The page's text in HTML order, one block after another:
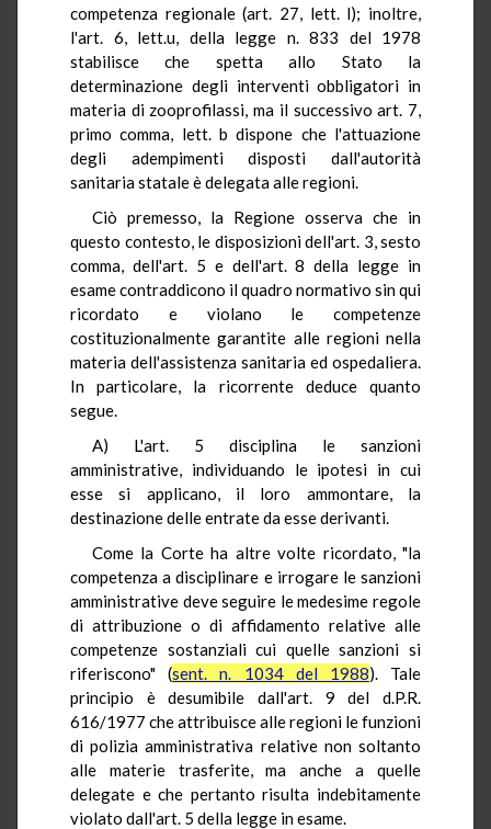
competenza regionale (art. 27, lett. l); inoltre,
l'art. 6, lett.u, della legge n. 833 del 1978
stabilisce che spetta allo Stato la
determinazione degli interventi obbligatori in
materia di zooprofilassi, ma il successivo art. 7,
primo comma, lett. b dispone che l'attuazione
degli adempimenti disposti dall'autorità
sanitaria statale è delegata alle regioni.
Ciò premesso, la Regione osserva che in
questo contesto, le disposizioni dell'art. 3, sesto
comma, dell'art. 5 e dell'art. 8 della legge in
esame contraddicono il quadro normativo sin qui
ricordato e violano le competenze
costituzionalmente garantite alle regioni nella
materia dell'assistenza sanitaria ed ospedaliera.
In particolare, la ricorrente deduce quanto
segue.
A) L'art. 5 disciplina le sanzioni
amministrative, individuando le ipotesi in cui
esse si applicano, il loro ammontare, la
destinazione delle entrate da esse derivanti.
Come la Corte ha altre volte ricordato, "la
competenza a disciplinare e irrogare le sanzioni
amministrative deve seguire le medesime regole
di attribuzione o di affidamento relative alle
competenze sostanziali cui quelle sanzioni si
riferiscono" (sent. n. 1034 del 1988). Tale
principio è desumibile dall'art. 9 del d.P.R.
616/1977 che attribuisce alle regioni le funzioni
di polizia amministrativa relative non soltanto
alle materie trasferite, ma anche a quelle
delegate e che pertanto risulta indebitamente
violato dall'art. 5 della legge in esame.